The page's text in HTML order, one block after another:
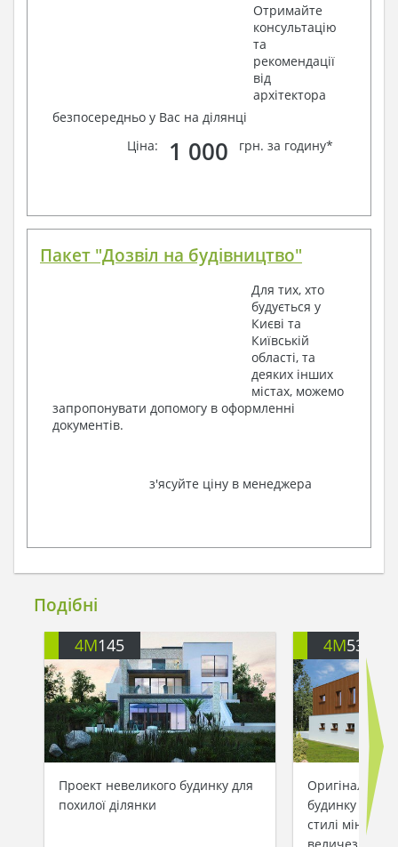
Отримайте
консультацію
та
рекомендації
від
архітектора
безпосередньо у Вас на ділянці
Ціна:
1 000 грн. за годину*
Пакет "Дозвіл на будівництво"
Для тих, хто
будується у
Києві та
Київській
області, та
деяких інших
містах, можемо
запропонувати допомогу в оформленні
документів.
з'ясуйте ціну в менеджера
Подібні
4M145
Проект невеликого будинку для
похилої ділянки
4M531
будинку
стилі
величезними